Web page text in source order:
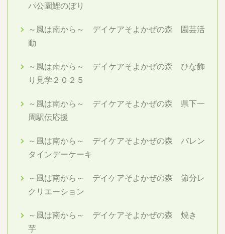
パ公園鯉のぼり
～風は南から～ デイケアそよかぜの森 園芸活
動
～風は南から～ デイケアそよかぜの森 ひな飾
り見学２０２５
～風は南から～ デイケアそよかぜの森 県下一
周駅伝応援
～風は南から～ デイケアそよかぜの森 バレン
タインデーケーキ
～風は南から～ デイケアそよかぜの森 節分レ
クリエーション
～風は南から～ デイケアそよかぜの森 焼き
芋